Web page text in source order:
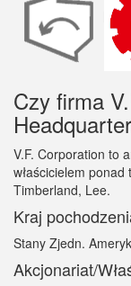
Czy firma
V.F. Corporation to
właścicielem
Timberland, Lee.
Kraj
Stany Zjedn.
Akcjonariat/